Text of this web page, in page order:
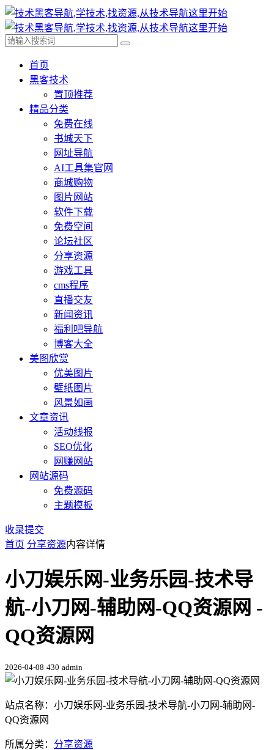
首页
黑客技术
置顶推荐
精品分类
免费在线
书城天下
网址导航
AI工具集官网
商城购物
图片网站
软件下载
免费空间
论坛社区
分享资源
游戏工具
cms程序
直播交友
新闻资讯
福利吧导航
博客大全
美图欣赏
优美图片
壁纸图片
风景如画
文章资讯
活动线报
SEO优化
网赚网站
网站源码
免费源码
主题模板
收录提交
首页 分享资源内容详情
小刀娱乐网-业务乐园-技术导
航-小刀网-辅助网-QQ资源网 -
QQ资源网
2026-04-08 430 admin
站点名称：小刀娱乐网-业务乐园-技术导航-小刀网-辅助网-
QQ资源网
所属分类： 分享资源